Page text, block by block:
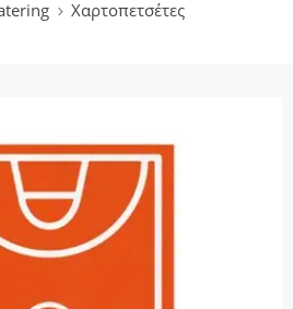
Χαρτοπετσέτες